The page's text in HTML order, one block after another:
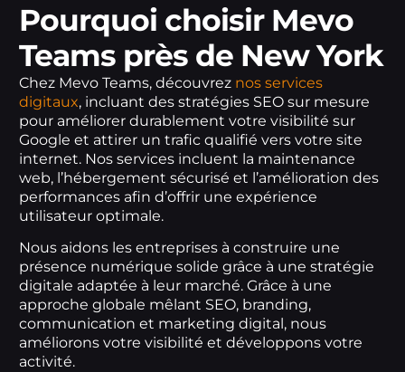
Pourquoi choisir Mevo
Teams près de New York
Chez Mevo Teams, découvrez nos services
digitaux, incluant des stratégies SEO sur mesure
pour améliorer durablement votre visibilité sur
Google et attirer un trafic qualifié vers votre site
internet. Nos services incluent la maintenance
web, l’hébergement sécurisé et l’amélioration des
performances afin d’offrir une expérience
utilisateur optimale.
Nous aidons les entreprises à construire une
présence numérique solide grâce à une stratégie
digitale adaptée à leur marché. Grâce à une
approche globale mêlant SEO, branding,
communication et marketing digital, nous
améliorons votre visibilité et développons votre
activité.